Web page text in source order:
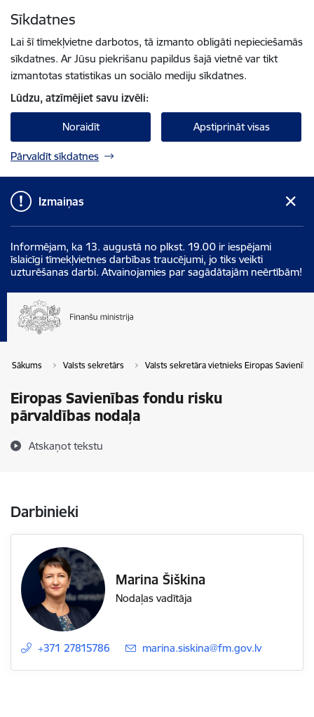
Sīkdatnes
Lai šī tīmekļvietne darbotos, tā izmanto obligāti nepieciešamās
sīkdatnes. Ar Jūsu piekrišanu papildus šajā vietnē var tikt
izmantotas statistikas un sociālo mediju sīkdatnes.
Lūdzu, atzīmējiet savu izvēli:
Noraidīt Apstiprināt visas
Pārvaldīt sīkdatnes
Izmaiņas
Informējam, ka 13. augustā no plkst. 19.00 ir iespējami
īslaicīgi tīmekļvietnes darbības traucējumi, jo tiks veikti
uzturēšanas darbi. Atvainojamies par sagādātajām neērtībām!
Sākums Valsts sekretārs Valsts sekretāra vietnieks Eiropas
Eiropas Savienības fondu risku
pārvaldības nodaļa
Atskaņot tekstu
Darbinieki
Marina Šiškina
Nodaļas vadītāja
+371 27815786 E-pasts:
marina.siskina@fm.gov.lv